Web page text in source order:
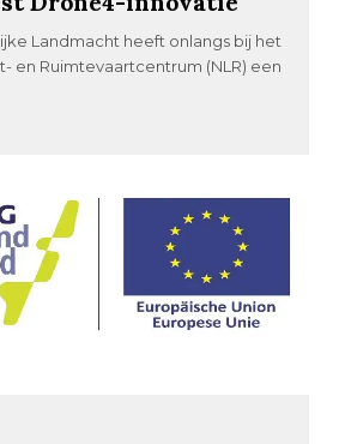
Landmacht heeft onlangs bij het
en Ruimtevaartcentrum (NLR) een